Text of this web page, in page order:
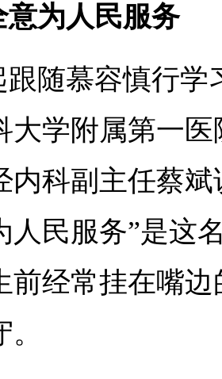
意为人民服务
跟随慕容慎行
大学附属第一
内科副主任蔡斌
人民服务”是这
前经常挂在嘴